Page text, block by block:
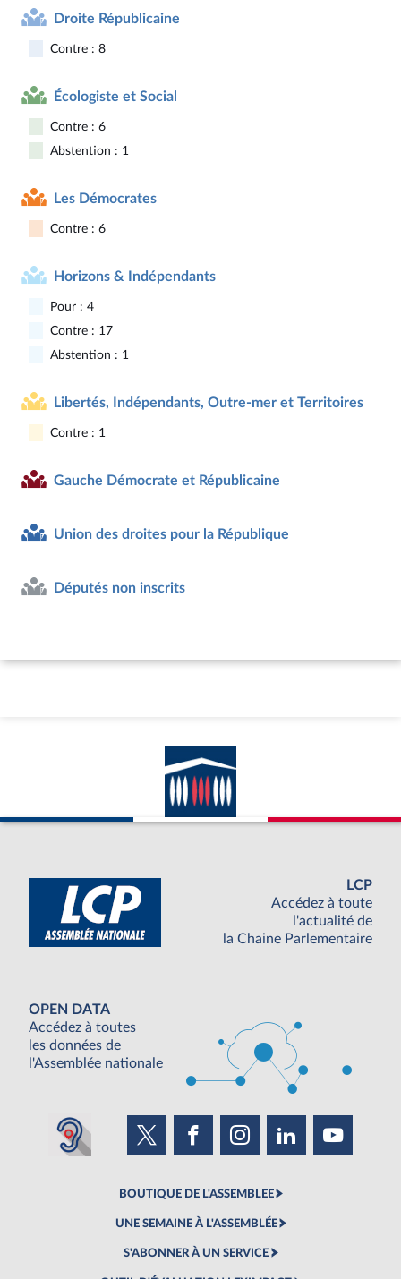
Droite Républicaine
Contre : 8
Écologiste et Social
Contre : 6
Abstention : 1
Les Démocrates
Contre : 6
Horizons & Indépendants
Pour : 4
Contre : 17
Abstention : 1
Libertés, Indépendants, Outre-mer et Territoires
Contre : 1
Gauche Démocrate et Républicaine
Union des droites pour la République
Députés non inscrits
LCP
Accédez à toute
l'actualité de
la Chaine Parlementaire
OPEN DATA
Accédez à toutes
les données de
l'Assemblée nationale
BOUTIQUE DE L'ASSEMBLEE
UNE SEMAINE À L'ASSEMBLÉE
S'ABONNER À UN SERVICE